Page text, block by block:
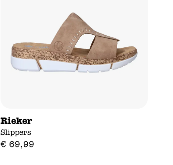
Rieker
Slippers
€ 69,99